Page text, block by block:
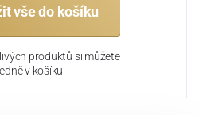
vše do košíku
produktů si můžete
v košíku